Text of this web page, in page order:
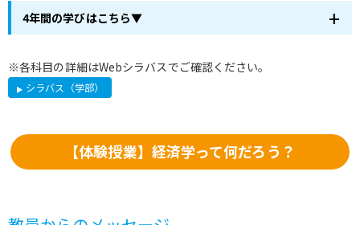
4年間の学びはこちら▼
全コース共通
流通科学入門 経済学入門
※各科目の詳細はWebシラバスでご確認ください。
シラバス（学部）
【体験授業】経済学って何だろう？